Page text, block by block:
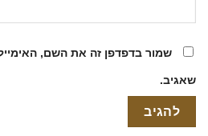
שמור בדפדפן זה את השם,
שאגיב.